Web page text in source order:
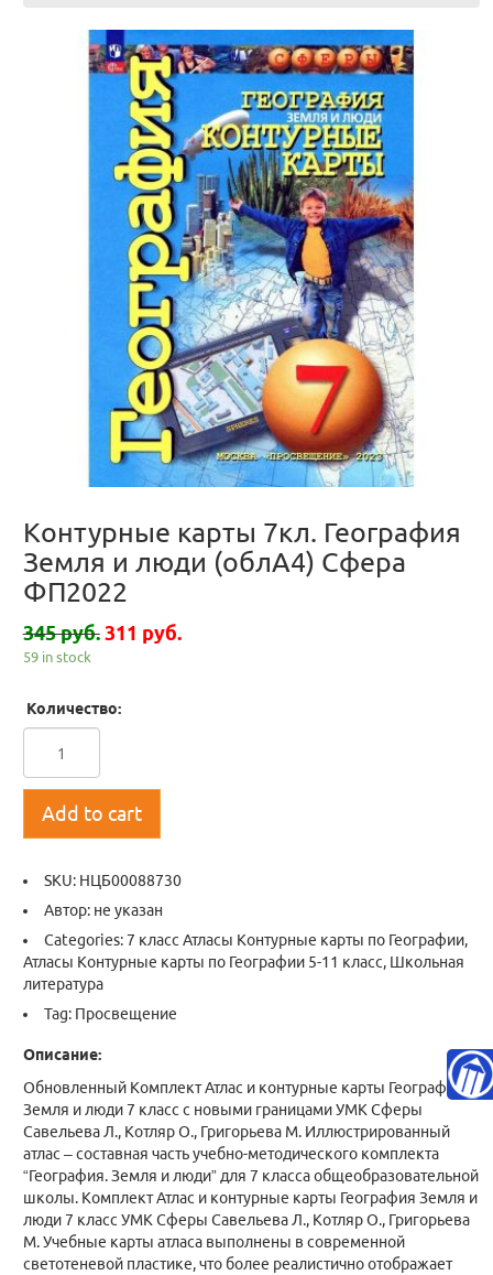
Контурные карты 7кл. География
Земля и люди (облА4) Сфера
ФП2022
345 руб. 311 руб.
59 in stock
Количество:
Add to cart
SKU: НЦБ00088730
Автор: не указан
Categories:7 класс Атласы Контурные карты по Географии,
Атласы Контурные карты по Географии 5-11 класс, Школьная
литература
Tag: Просвещение
Описание:
Обновленный Комплект Атлас и контурные карты География
Земля и люди 7 класс с новыми границами УМК Сферы
Савельева Л., Котляр О., Григорьева М. Иллюстрированный
атлас – составная часть учебно-методического комплекта
“География. Земля и люди” для 7 класса общеобразовательной
школы. Комплект Атлас и контурные карты География Земля и
люди 7 класс УМК Сферы Савельева Л., Котляр О., Григорьева
М. Учебные карты атласа выполнены в современной
светотеневой пластике, что более реалистично отображает